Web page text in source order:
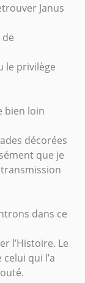
Janus
le privilège
bien loin
décorées
que je
dans ce
l’Histoire. Le
qui l’a